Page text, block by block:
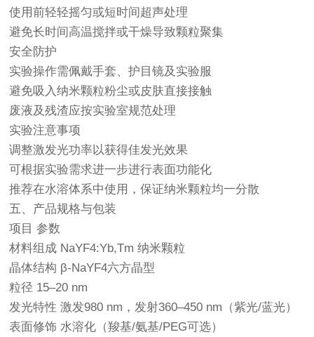
使用前轻轻摇匀或短时间超声处理
避免长时间高温搅拌或干燥导致颗粒聚集
安全防护
实验操作需佩戴手套、护目镜及实验服
避免吸入纳米颗粒粉尘或皮肤直接接触
废液及残渣应按实验室规范处理
实验注意事项
调整激发光功率以获得佳发光效果
可根据实验需求进一步进行表面功能化
推荐在水溶体系中使用，保证纳米颗粒均一分散
五、产品规格与包装
项目 参数
材料组成 NaYF4:Yb,Tm 纳米颗粒
晶体结构 β-NaYF4六方晶型
粒径 15–20 nm
发光特性 激发980 nm，发射360–450 nm（紫光/蓝光）
表面修饰 水溶化（羧基/氨基/PEG可选）